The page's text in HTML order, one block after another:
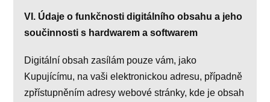
VI. Údaje o funkčnosti digitálního obsahu a jeho
součinnosti s hardwarem a softwarem
Digitální obsah zasílám pouze vám, jako
Kupujícímu, na vaši elektronickou adresu, případně
zpřístupněním adresy webové stránky, kde je obsah